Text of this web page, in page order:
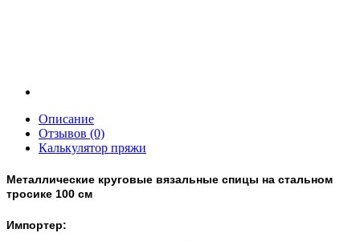
Описание
Отзывов (0)
Калькулятор пряжи
Металлические круговые вязальные спицы на стальном
тросике 100 см
Импортер: